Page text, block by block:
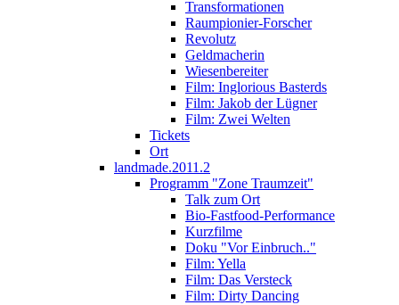
Transformationen
Raumpionier-Forscher
Revolutz
Geldmacherin
Wiesenbereiter
Film: Inglorious Basterds
Film: Jakob der Lügner
Film: Zwei Welten
Tickets
Ort
landmade.2011.2
Programm "Zone Traumzeit"
Talk zum Ort
Bio-Fastfood-Performance
Kurzfilme
Doku "Vor Einbruch.."
Film: Yella
Film: Das Versteck
Film: Dirty Dancing